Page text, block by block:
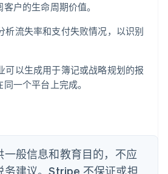
户的生命周期价值。
流失率和支付失败情况，以识别
以生成用于簿记或战略规划的报
一个平台上完成。
一般信息和教育目的，不应
务建议。Stripe 不保证或担